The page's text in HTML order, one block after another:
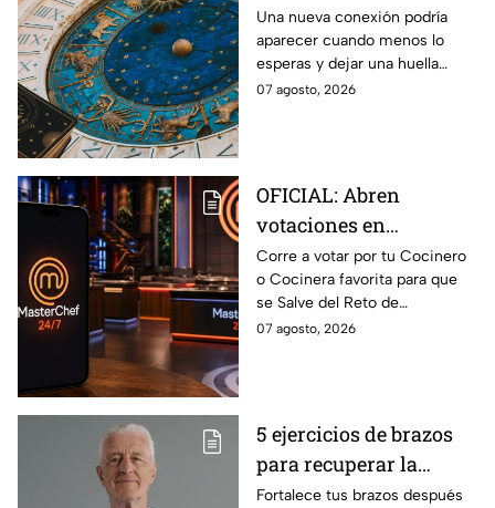
de agosto del 2026 para
cada signo; una
conexión inesperada
podría transformar tus
Una nueva conexión podría
aparecer cuando menos lo
esperas y dejar una huella
importante.
07 agosto, 2026
OFICIAL: Abren
votaciones en
MasterChef 24/7 para
que salves a un
Cocinero del Reto de
Eliminación de este
Corre a votar por tu Cocinero
o Cocinera favorita para que
se Salve del Reto de
Eliminación de MasterChef
07 agosto, 2026
5 ejercicios de brazos
para recuperar la
fuerza después de los
Fortalece tus brazos después